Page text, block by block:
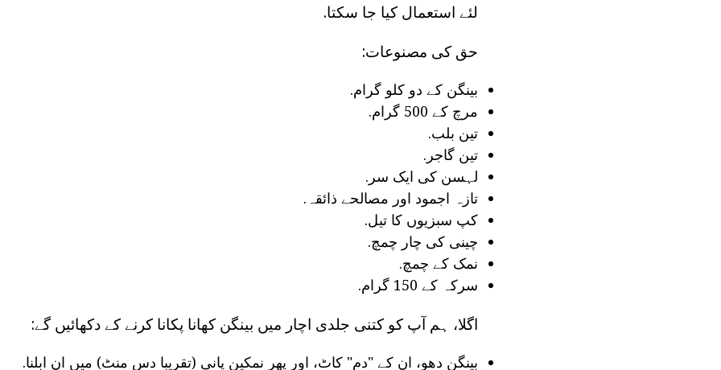
لئے استعمال کیا جا سکتا.
حق کی مصنوعات:
بینگن کے دو کلو گرام.
مرچ کے 500 گرام.
تین بلب.
تین گاجر.
لہسن کی ایک سر.
تازہ اجمود اور مصالحے ذائقہ.
کپ سبزیوں کا تیل.
چینی کی چار چمچ.
نمک کے چمچ.
سرکہ کے 150 گرام.
اگلا، ہم آپ کو کتنی جلدی اچار میں بینگن کھانا پکانا کرنے کے دکھائیں گے:
بینگن دھو، ان کے "دم" کاٹ، اور پھر نمکین پانی (تقریبا دس منٹ) میں ان ابلنا.